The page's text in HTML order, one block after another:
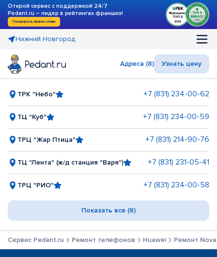
Открой сервис с поддержкой 24/7
Pedant.ru – лидер в рейтингах франшиз!
Посмотреть бизнес-план
Нижний Новгород
Адреса (8) Узнать цену
ТРК "Небо" +7 (831) 234-00-62
ТЦ "Куб" +7 (831) 234-00-59
ТРЦ "Жар Птица" +7 (831) 214-90-76
ТЦ "Лента" (ж/д станция "Варя") +7 (831) 231-05-41
ТРЦ "РИО" +7 (831) 234-00-58
Показать все (8)
Сервис Pedant.ru Ремонт телефонов Huawei Ремонт